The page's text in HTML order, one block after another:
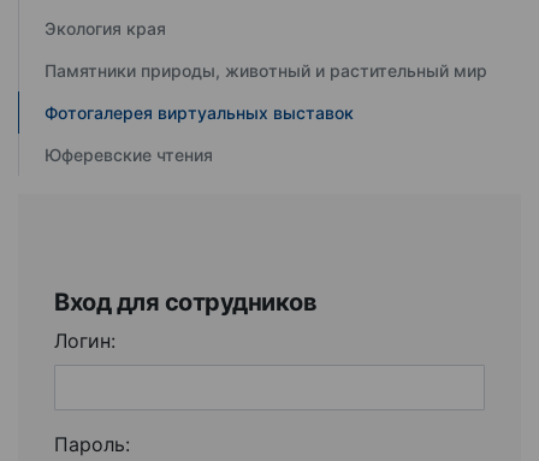
Экология края
Памятники природы, животный и растительный мир
Фотогалерея виртуальных выставок
Юферевские чтения
Вход для сотрудников
Логин:
Пароль: